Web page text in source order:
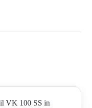
VK 100 SS in